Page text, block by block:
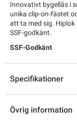
Innovativt bygellås i
unika clip-on-fästet
att ta med sig. Hiplok DX har en 14mm härdad stålbygel och är
SSF-godkänt.
SSF-Godkänt
Specifikationer
Övrig information